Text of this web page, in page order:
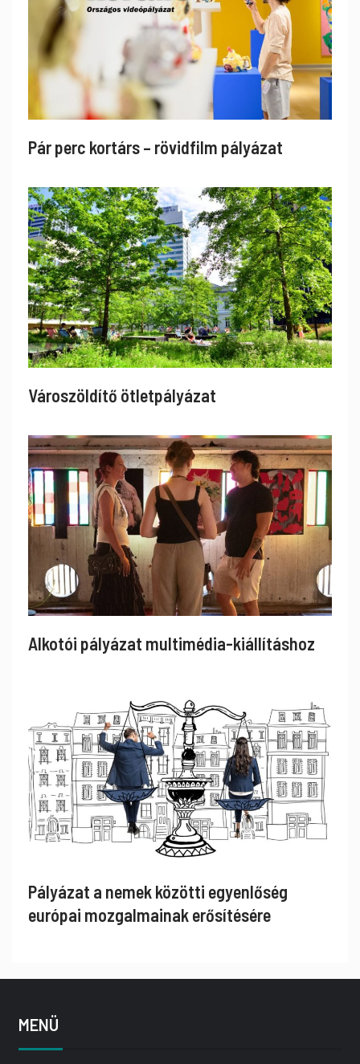
Pár perc kortárs – rövidfilm pályázat
Városzöldítő ötletpályázat
Alkotói pályázat multimédia-kiállításhoz
Pályázat a nemek közötti egyenlőség
európai mozgalmainak erősítésére
MENÜ